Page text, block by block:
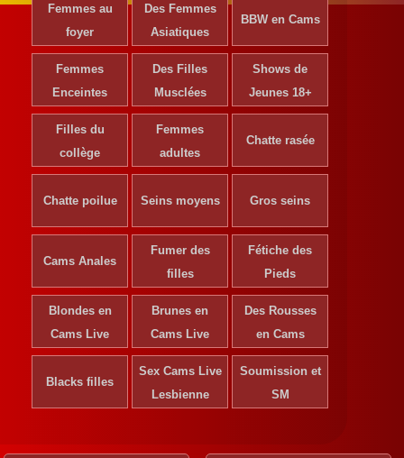
Femmes au
foyer
Des Femmes
Asiatiques
BBW en Cams
Femmes
Enceintes
Des Filles
Musclées
Shows de
Jeunes 18+
Filles du
collège
Femmes
adultes
Chatte rasée
Chatte poilue Seins moyens Gros seins
Cams Anales
Fumer des
filles
Fétiche des
Pieds
Blondes en
Cams Live
Brunes en
Cams Live
Des Rousses
en Cams
Blacks filles
Sex Cams Live
Lesbienne
Soumission et
SM